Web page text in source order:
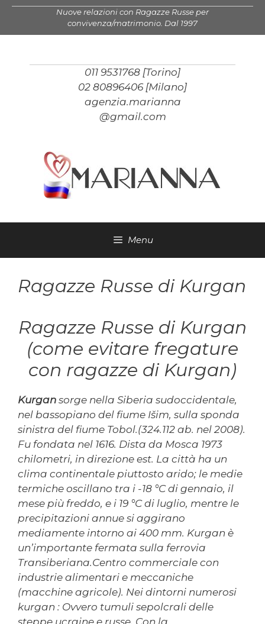
Vai
contenuto
Nuove relazioni con Ragazze Russe per
convivenza/matrimonio. Dal 1997
011 9531768 [Torino]
02 80896406 [Milano]
agenzia.marianna
@gmail.com
Menu
Ragazze Russe di Kurgan
Ragazze Russe di Kurgan
(come evitare fregature
con ragazze di Kurgan)
Kurgan sorge nella Siberia sudoccidentale,
nel bassopiano del fiume Išim, sulla sponda
sinistra del fiume Tobol.(324.112 ab. nel 2008).
Fu fondata nel 1616. Dista da Mosca 1973
chilometri, in direzione est. La città ha un
clima continentale piuttosto arido; le medie
termiche oscillano tra i -18 °C di gennaio, il
mese più freddo, e i 19 °C di luglio, mentre le
precipitazioni annue si aggirano
mediamente intorno ai 400 mm. Kurgan è
un’importante fermata sulla ferrovia
Transiberiana.Centro commerciale con
industrie alimentari e meccaniche
(macchine agricole). Nei dintorni numerosi
kurgan : Ovvero tumuli sepolcrali delle
steppe ucraine e russe. Con la